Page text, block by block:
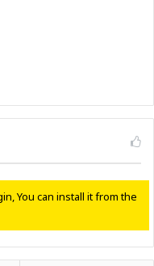
You can install it from the